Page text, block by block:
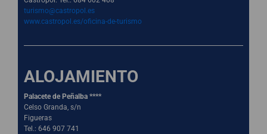
turismo@castropol.es
www.castropol.es/oficina-de-turismo
ALOJAMIENTO
Palacete de Peñalba ****
Celso Granda, s/n
Figueras
Tel.: 646 907 741